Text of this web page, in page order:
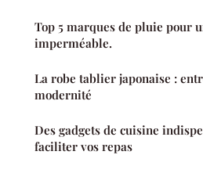
Top 5 marques de pluie pour
imperméable.
La robe tablier japonaise :
modernité
Des gadgets de cuisine
faciliter vos repas